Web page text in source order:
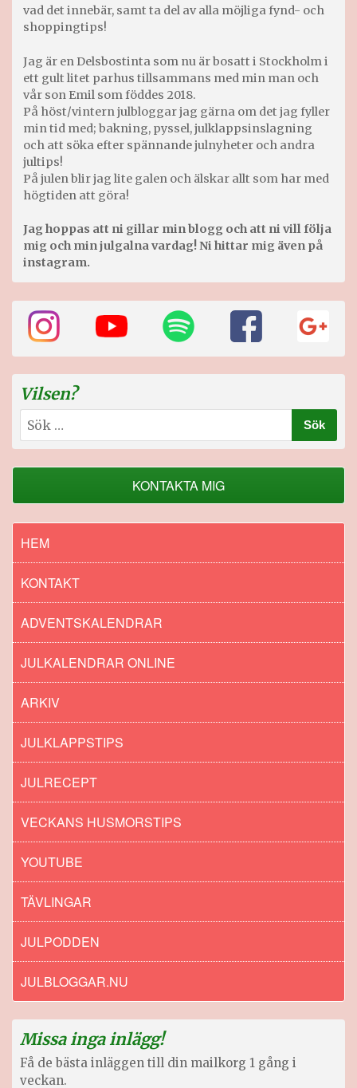
vad det innebär, samt ta del av alla möjliga fynd- och
shoppingtips!
Jag är en Delsbostinta som nu är bosatt i Stockholm i
ett gult litet parhus tillsammans med min man och
vår son Emil som föddes 2018.
På höst/vintern julbloggar jag gärna om det jag fyller
min tid med; bakning, pyssel, julklappsinslagning
och att söka efter spännande julnyheter och andra
jultips!
På julen blir jag lite galen och älskar allt som har med
högtiden att göra!
Jag hoppas att ni gillar min blogg och att ni vill följa
mig och min julgalna vardag! Ni hittar mig även på
instagram.
Vilsen?
Sök
efter:
KONTAKTA MIG
HEM
KONTAKT
ADVENTSKALENDRAR
JULKALENDRAR ONLINE
ARKIV
JULKLAPPSTIPS
JULRECEPT
VECKANS HUSMORSTIPS
YOUTUBE
TÄVLINGAR
JULPODDEN
JULBLOGGAR.NU
Missa inga inlägg!
Få de bästa inläggen till din mailkorg 1 gång i
veckan.